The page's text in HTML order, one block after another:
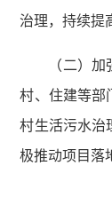
治理，持续提
（二）
村、住建等部
村生活污水治
极推动项目落